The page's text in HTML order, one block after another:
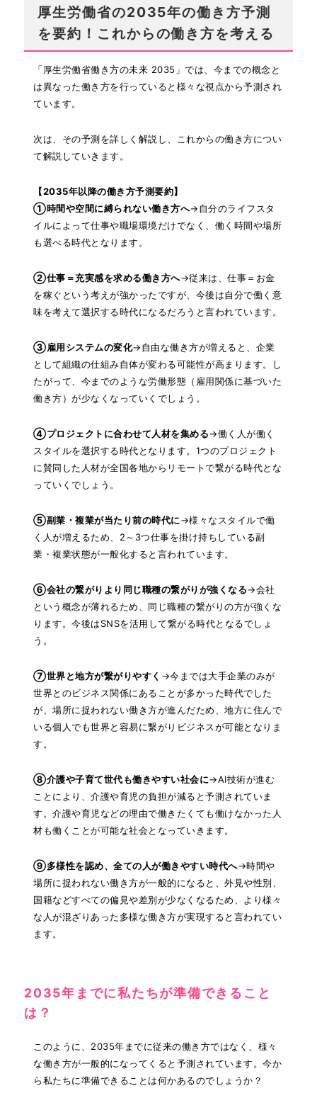
厚生労働省の2035年の働き方予測
を要約！これからの働き方を考える
「厚生労働省働き方の未来 2035」では、今までの概念と
は異なった働き方を行っていると様々な視点から予測され
ています。
次は、その予測を詳しく解説し、これからの働き方につい
て解説していきます。
【2035年以降の働き方予測要約】
①時間や空間に縛られない働き方へ→自分のライフスタ
イルによって仕事や職場環境だけでなく、働く時間や場所
も選べる時代となります。
②仕事＝充実感を求める働き方へ→従来は、仕事＝お金
を稼ぐという考えが強かったですが、今後は自分で働く意
味を考えて選択する時代になるだろうと言われています。
③雇用システムの変化→自由な働き方が増えると、企業
として組織の仕組み自体が変わる可能性が高まります。し
たがって、今までのような労働形態（雇用関係に基づいた
働き方）が少なくなっていくでしょう。
④プロジェクトに合わせて人材を集める→働く人が働く
スタイルを選択する時代となります。1つのプロジェクト
に賛同した人材が全国各地からリモートで繋がる時代とな
っていくでしょう。
⑤副業・複業が当たり前の時代に→様々なスタイルで働
く人が増えるため、2～3つ仕事を掛け持ちしている副
業・複業状態が一般化すると言われています。
⑥会社の繋がりより同じ職種の繋がりが強くなる→会社
という概念が薄れるため、同じ職種の繋がりの方が強くな
ります。今後はSNSを活用して繋がる時代となるでしょ
う。
⑦世界と地方が繋がりやすく →今までは大手企業のみが
世界とのビジネス関係にあることが多かった時代でした
が、場所に捉われない働き方が進んだため、地方に住んで
いる個人でも世界と容易に繋がりビジネスが可能となりま
す。
⑧介護や子育て世代も働きやすい社会に→AI技術が進む
ことにより、介護や育児の負担が減ると予測されていま
す。介護や育児などの理由で働きたくても働けなかった人
材も働くことが可能な社会となっていきます。
⑨多様性を認め、全ての人が働きやすい時代へ→時間や
場所に捉われない働き方が一般的になると、外見や性別、
国籍などすべての偏見や差別が少なくなるため、より様々
な人が混ざりあった多様な働き方が実現すると言われてい
ます。
2035年までに私たちが準備できること
は？
このように、2035年までに従来の働き方ではなく、様々
な働き方が一般的になってくると予測されています。今か
ら私たちに準備できることは何かあるのでしょうか？